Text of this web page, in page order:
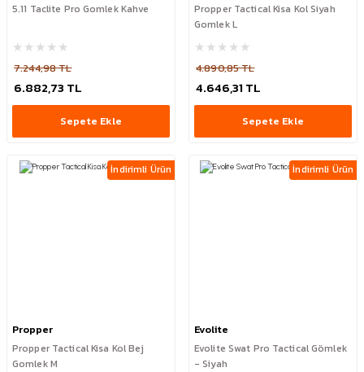
5.11 Taclite Pro Gomlek Kahve
7.244,98 TL
6.882,73 TL
Sepete Ekle
Propper Tactical Kisa Kol Siyah
Gomlek L
4.890,85 TL
4.646,31 TL
Sepete Ekle
İndirimli Ürün
Propper
Propper Tactical Kisa Kol Bej
Gomlek M
İndirimli Ürün
Evolite
Evolite Swat Pro Tactical Gömlek
- Siyah